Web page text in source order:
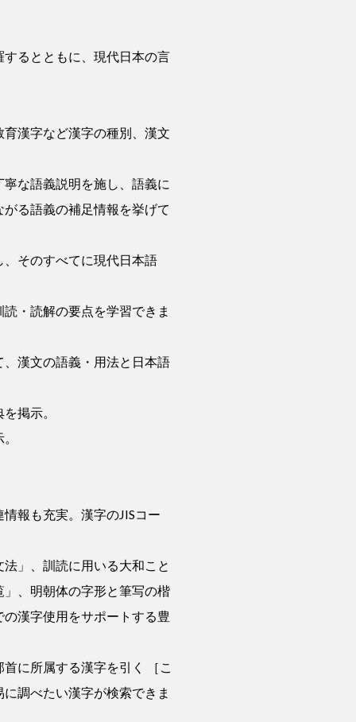
るとともに、現代日本の言
漢字など漢字の種別、漢文
な語義説明を施し、語義に
る語義の補足情報を挙げて
そのすべてに現代日本語
・読解の要点を学習できま
漢文の語義・用法と日本語
掲示。
報も充実。漢字のJISコー
」、訓読に用いる大和こと
、明朝体の字形と筆写の楷
漢字使用をサポートする豊
に所属する漢字を引く ［こ
調べたい漢字が検索できま